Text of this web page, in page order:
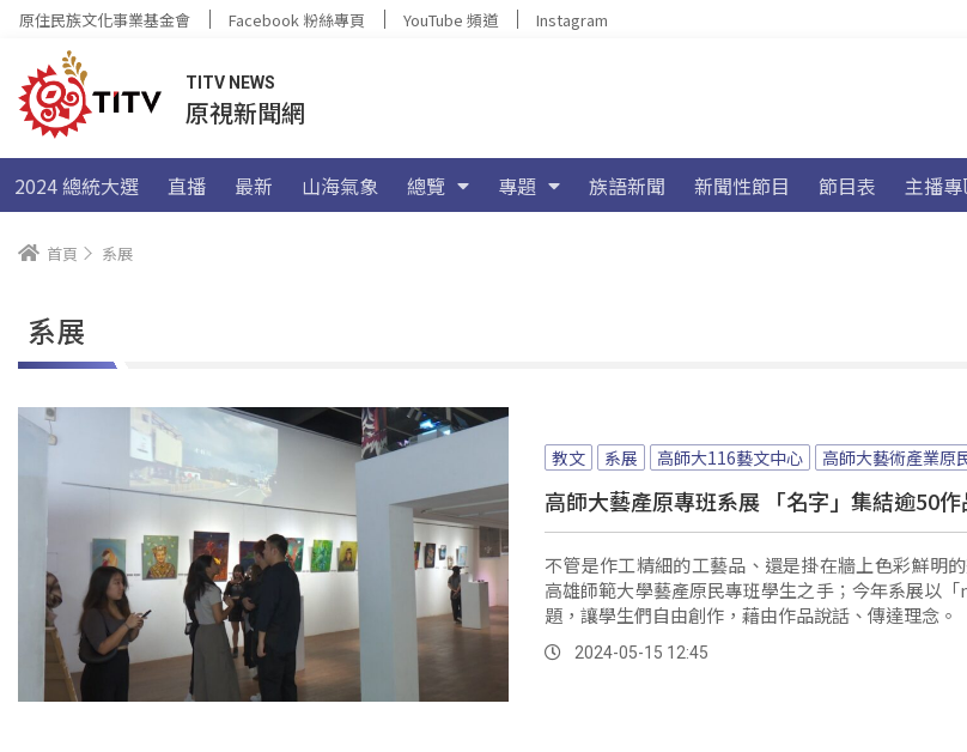
原住民族文化事業基金會 Facebook 粉絲專頁 YouTube 頻道 Instagram
TITV NEWS
原視新聞網
2024 總統大選 直播 最新 山海氣象 總覽 專題 族語新聞 新聞性節目 節目表 主播專
首頁 系展
系展
教文 系展 高師大116藝文中心 高師大藝術產業原
高師大藝產原專班系展 「名字」集結逾50作
不管是作工精細的工藝品、還是掛在牆上色彩鮮明
高雄師範大學藝產原民專班學生之手；今年系展以
題，讓學生們自由創作，藉由作品說話、傳達理念。
2024-05-15 12:45